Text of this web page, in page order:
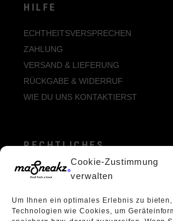
Cookie-Zustimmung
verwalten
Um Ihnen ein optimales Erlebnis zu
Technologien wie Cookies, um
HILFE
ECHTHEITSVERSPRECHEN
ZAHLUNG
VERSAND & LIEFERUNG
RÜCKGABE & WIDERRUF
WIE DU UNS KONTAKTIERST
RECHTLICHES
ALLGEMEINE
DATENSCHUTZERKLÄRUNG
VERPACKUNGSVERORDNUNG